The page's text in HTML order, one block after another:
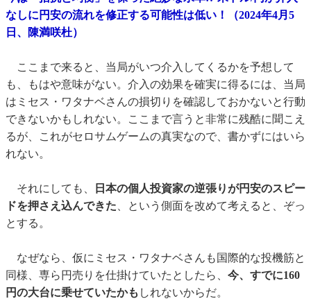
なしに円安の流れを修正する可能性は低い！（2024年4月5
日、陳満咲杜）
ここまで来ると、当局がいつ介入してくるかを予想して
も、もはや意味がない。介入の効果を確実に得るには、当局
はミセス・ワタナベさんの損切りを確認しておかないと行動
できないかもしれない。ここまで言うと非常に残酷に聞こえ
るが、これがセロサムゲームの真実なので、書かずにはいら
れない。
それにしても、
日本の個人投資家の逆張りが円安のスピー
ドを押さえ込んできた 、という側面を改めて考えると、ぞっ
とする。
なぜなら、仮にミセス・ワタナベさんも国際的な投機筋と
同様、専ら円売りを仕掛けていたとしたら、 今、すでに160
円の大台に乗せていたかも しれないからだ。